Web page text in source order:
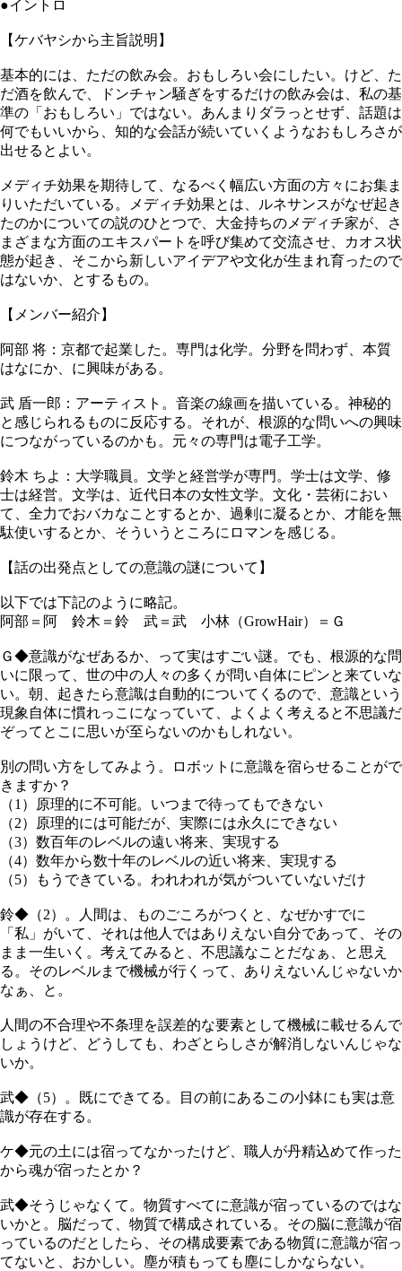
●イントロ
【ケバヤシから主旨説明】
基本的には、ただの飲み会。おもしろい会にしたい。けど、た
だ酒を飲んで、ドンチャン騒ぎをするだけの飲み会は、私の基
準の「おもしろい」ではない。あんまりダラっとせず、話題は
何でもいいから、知的な会話が続いていくようなおもしろさが
出せるとよい。
メディチ効果を期待して、なるべく幅広い方面の方々にお集ま
りいただいている。メディチ効果とは、ルネサンスがなぜ起き
たのかについての説のひとつで、大金持ちのメディチ家が、さ
まざまな方面のエキスパートを呼び集めて交流させ、カオス状
態が起き、そこから新しいアイデアや文化が生まれ育ったので
はないか、とするもの。
【メンバー紹介】
阿部 将：京都で起業した。専門は化学。分野を問わず、本質
はなにか、に興味がある。
武 盾一郎：アーティスト。音楽の線画を描いている。神秘的
と感じられるものに反応する。それが、根源的な問いへの興味
につながっているのかも。元々の専門は電子工学。
鈴木 ちよ：大学職員。文学と経営学が専門。学士は文学、修
士は経営。文学は、近代日本の女性文学。文化・芸術におい
て、全力でおバカなことするとか、過剰に凝るとか、才能を無
駄使いするとか、そういうところにロマンを感じる。
【話の出発点としての意識の謎について】
以下では下記のように略記。
阿部＝阿 鈴木＝鈴 武＝武 小林（GrowHair）＝Ｇ
Ｇ◆意識がなぜあるか、って実はすごい謎。でも、根源的な問
いに限って、世の中の人々の多くが問い自体にピンと来ていな
い。朝、起きたら意識は自動的についてくるので、意識という
現象自体に慣れっこになっていて、よくよく考えると不思議だ
ぞってとこに思いが至らないのかもしれない。
別の問い方をしてみよう。ロボットに意識を宿らせることがで
きますか？
（1）原理的に不可能。いつまで待ってもできない
（2）原理的には可能だが、実際には永久にできない
（3）数百年のレベルの遠い将来、実現する
（4）数年から数十年のレベルの近い将来、実現する
（5）もうできている。われわれが気がついていないだけ
鈴◆（2）。人間は、ものごころがつくと、なぜかすでに
「私」がいて、それは他人ではありえない自分であって、その
まま一生いく。考えてみると、不思議なことだなぁ、と思え
る。そのレベルまで機械が行くって、ありえないんじゃないか
なぁ、と。
人間の不合理や不条理を誤差的な要素として機械に載せるんで
しょうけど、どうしても、わざとらしさが解消しないんじゃな
いか。
武◆（5）。既にできてる。目の前にあるこの小鉢にも実は意
識が存在する。
ケ◆元の土には宿ってなかったけど、職人が丹精込めて作った
から魂が宿ったとか？
武◆そうじゃなくて。物質すべてに意識が宿っているのではな
いかと。脳だって、物質で構成されている。その脳に意識が宿
っているのだとしたら、その構成要素である物質に意識が宿っ
てないと、おかしい。塵が積もっても塵にしかならない。